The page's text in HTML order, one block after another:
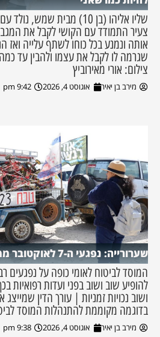
שליו אליהו (בן 10) מבית
צעיר התמודד עם הקושי לקבל את
אותה ונמנע בכל כוחו לשתף עלייה ואז
שגרמה לו לקבל את עצמו ולהבין עד
צילום: אורי מאירוביץ
מירב בן יאיר אוגוסט 4, 2026 9:42 pm
שערורייה: נפגעי ה-7 לאוקטובר ממשיכים להיפגע
להופיע שוב ושוב בפני ועדות רפואיות
ושוב נכויות זמניות | עורך הדין
בדוגמה מקוממת להתנהלות המוסד
מירב בן יאיר אוגוסט 4, 2026 9:38 pm